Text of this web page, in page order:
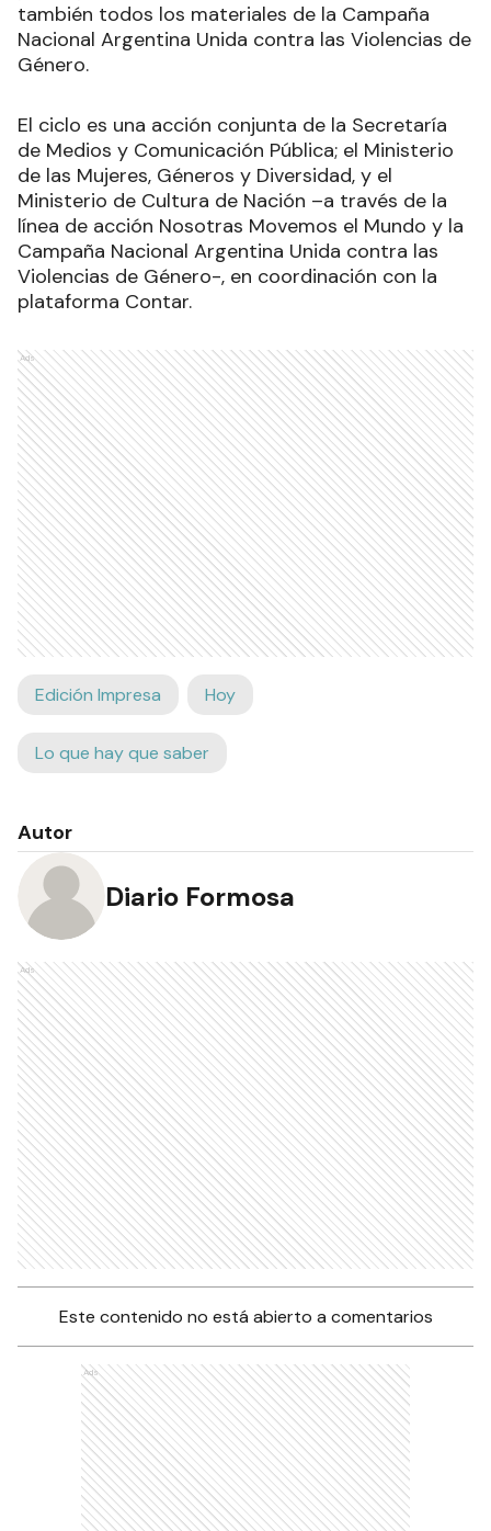
también todos los materiales de la Campaña
Nacional Argentina Unida contra las Violencias de
Género.
El ciclo es una acción conjunta de la Secretaría
de Medios y Comunicación Pública; el Ministerio
de las Mujeres, Géneros y Diversidad, y el
Ministerio de Cultura de Nación –a través de la
línea de acción Nosotras Movemos el Mundo y la
Campaña Nacional Argentina Unida contra las
Violencias de Género-, en coordinación con la
plataforma Contar.
Ads
Edición Impresa Hoy
Lo que hay que saber
Autor
Diario Formosa
Ads
Este contenido no está abierto a comentarios
Ads